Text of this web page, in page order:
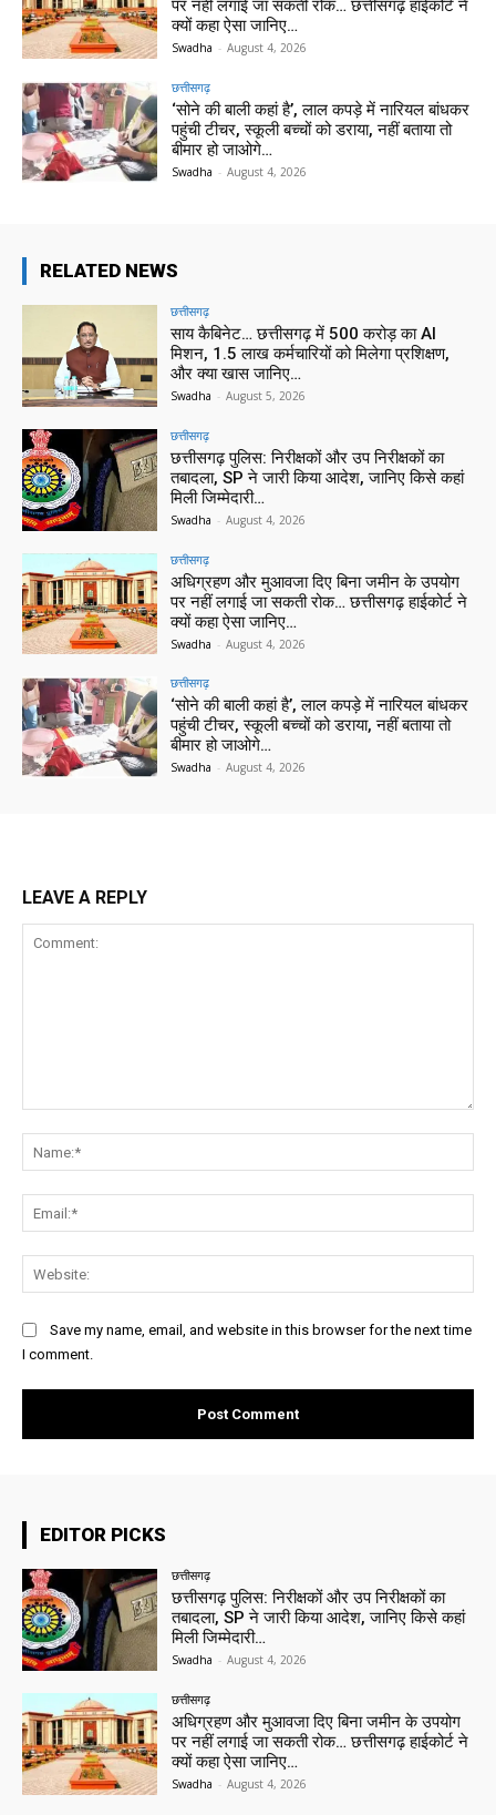
पर नहीं लगाई जा सकती रोक… छत्तीसगढ़ हाईकोर्ट ने
क्यों कहा ऐसा जानिए…
Swadha - August 4, 2026
छत्तीसगढ़
‘सोने की बाली कहां है’, लाल कपड़े में नारियल बांधकर
पहुंची टीचर, स्कूली बच्चों को डराया, नहीं बताया तो
बीमार हो जाओगे…
Swadha - August 4, 2026
RELATED NEWS
छत्तीसगढ़
साय कैबिनेट… छत्तीसगढ़ में 500 करोड़ का AI
मिशन, 1.5 लाख कर्मचारियों को मिलेगा प्रशिक्षण,
और क्या खास जानिए…
Swadha - August 5, 2026
छत्तीसगढ़
छत्तीसगढ़ पुलिस: निरीक्षकों और उप निरीक्षकों का
तबादला, SP ने जारी किया आदेश, जानिए किसे कहां
मिली जिम्मेदारी…
Swadha - August 4, 2026
छत्तीसगढ़
अधिग्रहण और मुआवजा दिए बिना जमीन के उपयोग
पर नहीं लगाई जा सकती रोक… छत्तीसगढ़ हाईकोर्ट ने
क्यों कहा ऐसा जानिए…
Swadha - August 4, 2026
छत्तीसगढ़
‘सोने की बाली कहां है’, लाल कपड़े में नारियल बांधकर
पहुंची टीचर, स्कूली बच्चों को डराया, नहीं बताया तो
बीमार हो जाओगे…
Swadha - August 4, 2026
LEAVE A REPLY
Save my name, email, and website in this browser for the next time
I comment.
EDITOR PICKS
छत्तीसगढ़
छत्तीसगढ़ पुलिस: निरीक्षकों और उप निरीक्षकों का
तबादला, SP ने जारी किया आदेश, जानिए किसे कहां
मिली जिम्मेदारी…
Swadha - August 4, 2026
छत्तीसगढ़
अधिग्रहण और मुआवजा दिए बिना जमीन के उपयोग
पर नहीं लगाई जा सकती रोक… छत्तीसगढ़ हाईकोर्ट ने
क्यों कहा ऐसा जानिए…
Swadha - August 4, 2026